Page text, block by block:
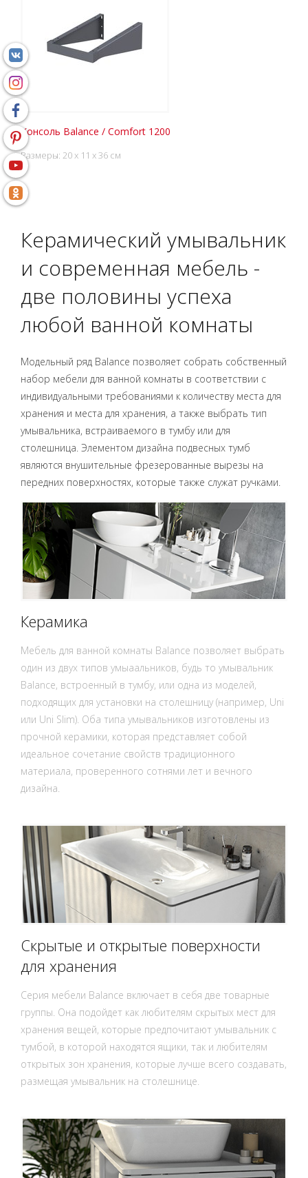
Консоль Balance / Comfort 1200
Размеры: 20 x 11 x 36 см
Керамический умывальник
и современная мебель -
две половины успеха
любой ванной комнаты
Модельный ряд Balance позволяет собрать собственный
набор мебели для ванной комнаты в соответствии с
индивидуальными требованиями к количеству места для
хранения и места для хранения, а также выбрать тип
умывальника, встраиваемого в тумбу или для
столешница. Элементом дизайна подвесных тумб
являются внушительные фрезерованные вырезы на
передних поверхностях, которые также служат ручками.
Керамика
Мебель для ванной комнаты Balance позволяет выбрать
один из двух типов умыаальников, будь то умывальник
Balance, встроенный в тумбу, или одна из моделей,
подходящих для установки на столешницу (например, Uni
или Uni Slim). Оба типа умывальников изготовлены из
прочной керамики, которая представляет собой
идеальное сочетание свойств традиционного
материала, проверенного сотнями лет и вечного
дизайна.
Скрытые и открытые поверхности
для хранения
Серия мебели Balance включает в себя две товарные
группы. Она подойдет как любителям скрытых мест для
хранения вещей, которые предпочитают умывальник с
тумбой, в которой находятся ящики, так и любителям
открытых зон хранения, которые лучше всего создавать,
размещая умывальник на столешнице.